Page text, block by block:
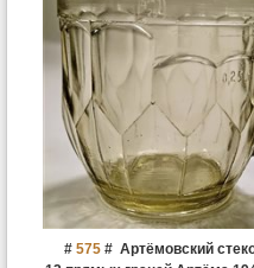
# 575# Артёмовский